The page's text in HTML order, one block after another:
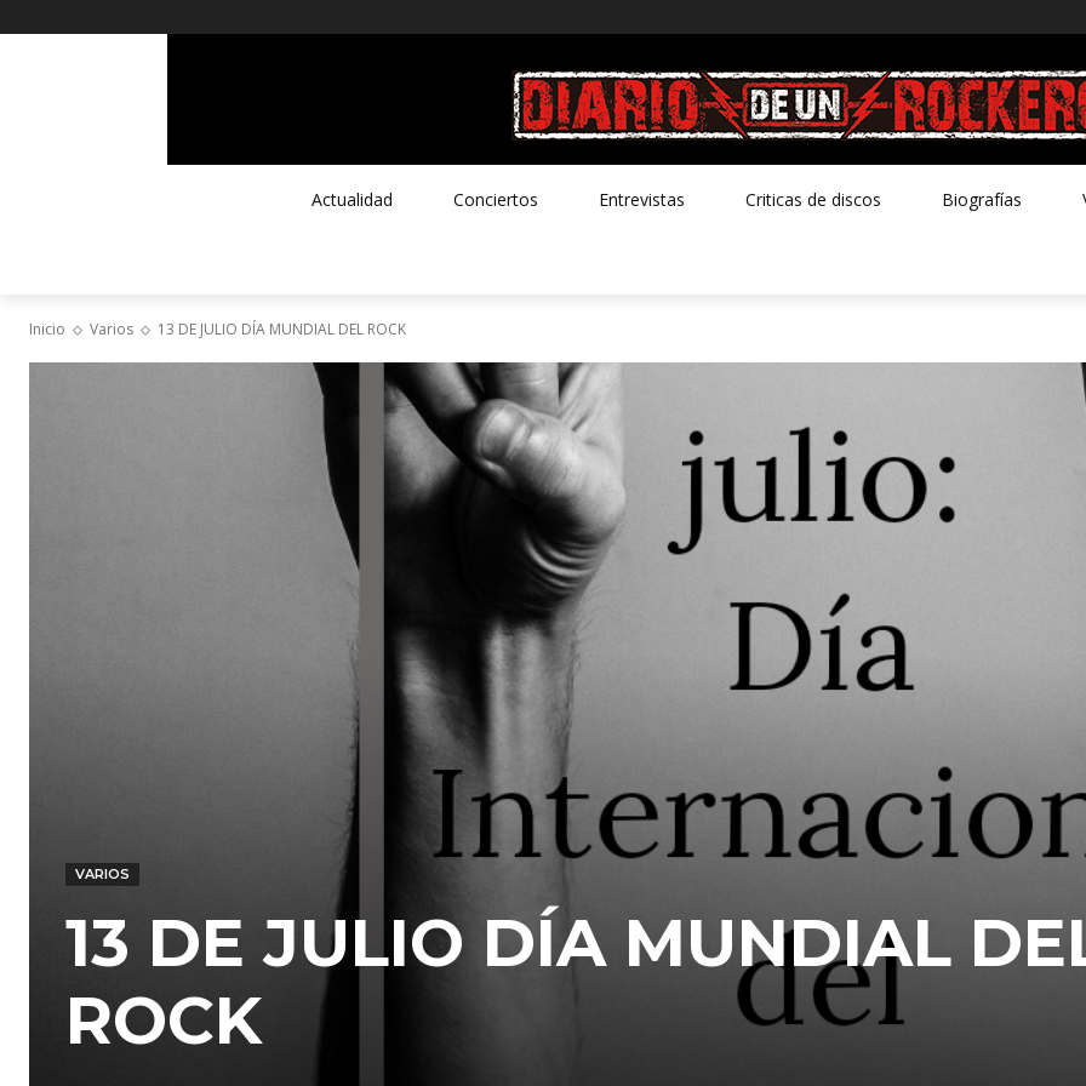
Actualidad Conciertos Entrevistas Criticas de discos Biografías
Inicio Varios 13 DE JULIO DÍA MUNDIAL DEL ROCK
VARIOS
13 DE JULIO DÍA MUNDIAL
ROCK